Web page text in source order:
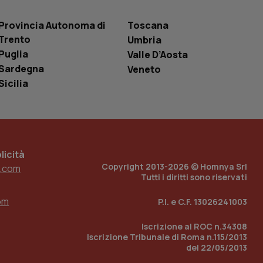
Autonoma di
Toscana
Umbria
Valle D’Aosta
Veneto
Copyright 2013-2026 © Homnya Srl
Tutti i diritti sono riservati
P.I. e C.F. 13026241003
Iscrizione al ROC n.34308
Iscrizione Tribunale di Roma n.115/2013
del 22/05/2013
del sito web sta
di
traccia
incorporati
del sito web sta
di
per abilitare il
con identity